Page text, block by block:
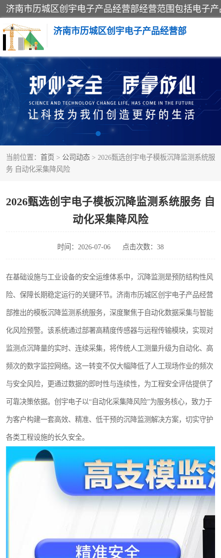
济南市历城区创宇电子产品经营部
当前位置： 首页 > 公司动态 > 2026甄选创宇电子模板沉降监测系统服
务 自动化采集降风险
2026甄选创宇电子模板沉降监测系统服务 自
动化采集降风险
时间：2026-07-06 点击次数：38
在基础设施与工业设备的安全运维体系中，沉降监测是预防结构性风
险、保障长期稳定运行的关键环节。济南市历城区创宇电子产品经营
部推出的模板沉降监测系统服务，深度聚焦于自动化数据采集与智能
化风险预警。该系统通过部署高精度传感器与远程传输模块，实现对
监测点沉降量的实时、连续采集，将传统人工测量升级为自动化、高
频次的数字监控网络。这一转变不仅大幅降低了人工现场作业的频次
与安全风险，更通过数据的即时性与连续性，为工程安全评估提供了
可靠决策依据。创宇电子以“自动化采集降风险”为服务核心，致力于
为客户构建一套高效、精准、低干预的沉降监测解决方案，切实守护
各类工程设施的长久安全。
标养式监测
钢丝绳监控
升降机